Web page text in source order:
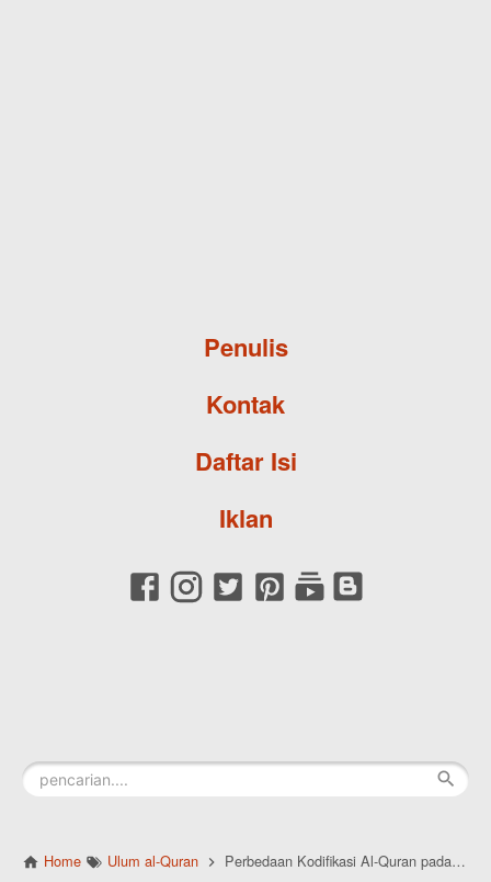
Penulis
Kontak
Daftar Isi
Iklan
Home Ulum al-Quran Perbedaan Kodifikasi Al-Quran pada masa Abu Bakar dan Usman ra.